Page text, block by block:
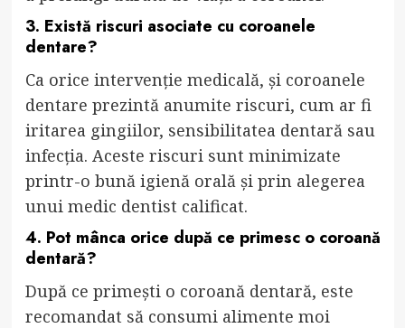
3. Există riscuri asociate cu coroanele
dentare?
Ca orice intervenție medicală, și coroanele
dentare prezintă anumite riscuri, cum ar fi
iritarea gingiilor, sensibilitatea dentară sau
infecția. Aceste riscuri sunt minimizate
printr-o bună igienă orală și prin alegerea
unui medic dentist calificat.
4. Pot mânca orice după ce primesc o coroană
dentară?
După ce primești o coroană dentară, este
recomandat să consumi alimente moi